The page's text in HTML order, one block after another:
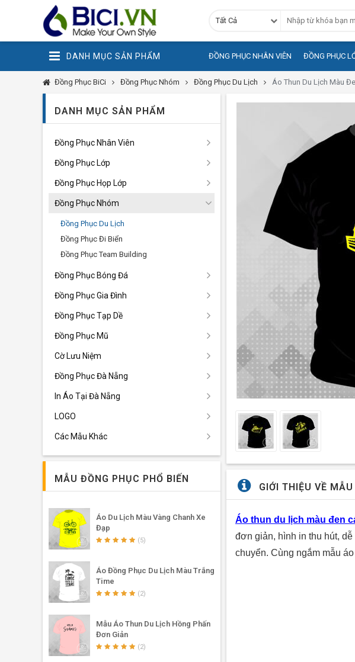
Tất Cả
DANH MỤC SẢN PHẨM ĐỒNG PHỤC NHÂN VIÊN ĐỒNG PHỤC
Đồng Phục BiCi Đồng Phục Nhóm Đồng Phục Du Lịch Áo Thun Du Lịch Màu
GIỚI THIỆU VỀ
Áo thun du lịch màu đen
đơn giản, hình in thu hút,
chuyển. Cùng ngắm mẫu
DANH MỤC SẢN PHẨM
Đồng Phục Nhân Viên
Đồng Phục Lớp
Đồng Phục Họp Lớp
Đồng Phục Nhóm
Đồng Phục Du Lịch
Đồng Phục Đi Biển
Đồng Phục Team Building
Đồng Phục Bóng Đá
Đồng Phục Gia Đình
Đồng Phục Tạp Dề
Đồng Phục Mũ
Cờ Lưu Niệm
Đồng Phục Đà Nẵng
In Áo Tại Đà Nẵng
LOGO
Các Mẫu Khác
MẪU ĐỒNG PHỤC PHỔ BIẾN
Áo Du Lịch Màu Vàng Chanh Xe
Đạp
(5)
Áo Đồng Phục Du Lịch Màu Trắng
Time
(2)
Mẫu Áo Thun Du Lịch Hồng Phấn
Đơn Giản
(2)